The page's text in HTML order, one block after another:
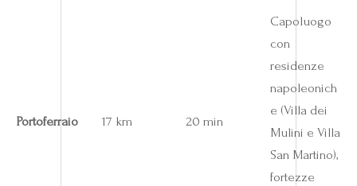
Portoferraio 17 km 20 min
Capoluogo
con
residenze
napoleonich
e (Villa dei
Mulini e Villa
San Martino),
fortezze